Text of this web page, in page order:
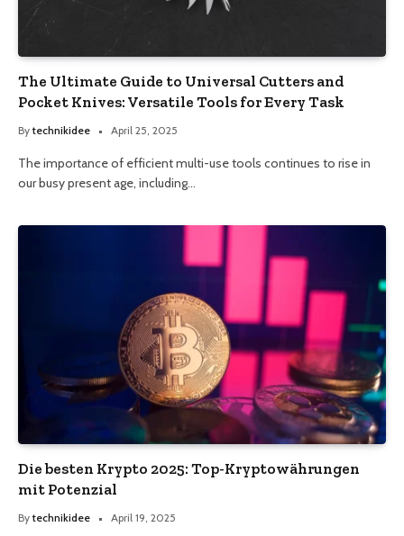
The Ultimate Guide to Universal Cutters and
Pocket Knives: Versatile Tools for Every Task
By technikidee April 25, 2025
The importance of efficient multi-use tools continues to rise in
our busy present age, including…
Die besten Krypto 2025: Top-Kryptowährungen
mit Potenzial
By technikidee April 19, 2025